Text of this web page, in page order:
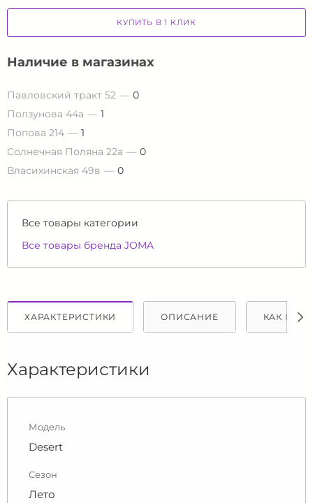
КУПИТЬ В 1 КЛИК
Наличие в магазинах
Павловский тракт 52
0
Ползунова 44а
1
Попова 214
1
Солнечная Поляна 22а
0
Власихинская 49в
0
Все товары категории
Все товары бренда JOMA
ХАРАКТЕРИСТИКИ ОПИСАНИЕ КАК
Характеристики
Модель
Desert
Сезон
Лето